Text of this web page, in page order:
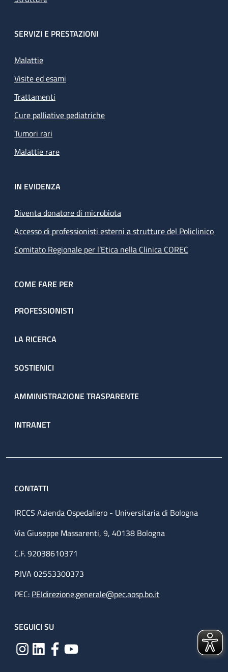
SERVIZI E PRESTAZIONI
Malattie
Visite ed esami
Trattamenti
Cure palliative pediatriche
Tumori rari
Malattie rare
IN EVIDENZA
Diventa donatore di microbiota
Accesso di professionisti esterni a strutture del Policlinico
Comitato Regionale per l’Etica nella Clinica COREC
COME FARE PER
PROFESSIONISTI
LA RICERCA
SOSTIENICI
AMMINISTRAZIONE TRASPARENTE
INTRANET
CONTATTI
IRCCS Azienda Ospedaliero - Universitaria di Bologna
Via Giuseppe Massarenti, 9, 40138 Bologna
C.F. 92038610371
P.IVA 02553300373
PEC: PEIdirezione.generale@pec.aosp.bo.it
SEGUICI SU